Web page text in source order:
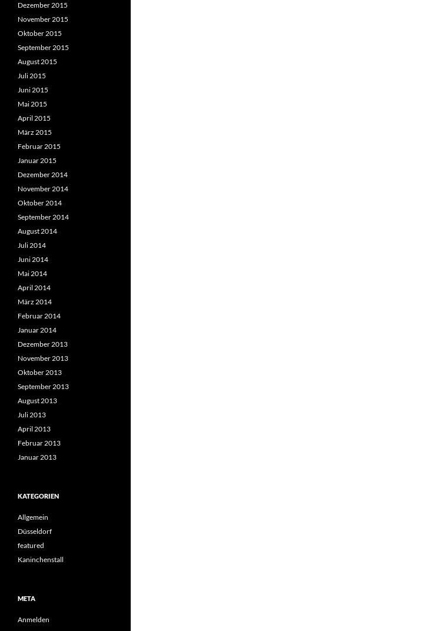
Dezember 2015
November 2015
Oktober 2015
September 2015
August 2015
Juli 2015
Juni 2015
Mai 2015
April 2015
März 2015
Februar 2015
Januar 2015
Dezember 2014
November 2014
Oktober 2014
September 2014
August 2014
Juli 2014
Juni 2014
Mai 2014
April 2014
März 2014
Februar 2014
Januar 2014
Dezember 2013
November 2013
Oktober 2013
September 2013
August 2013
Juli 2013
April 2013
Februar 2013
Januar 2013
KATEGORIEN
Allgemein
Düsseldorf
featured
Kaninchenstall
META
Anmelden